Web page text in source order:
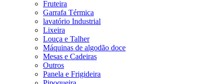
Fruteira
Garrafa Térmica
lavatório Industrial
Lixeira
Louça e Talher
Máquinas de algodão doce
Mesas e Cadeiras
Outros
Panela e Frigideira